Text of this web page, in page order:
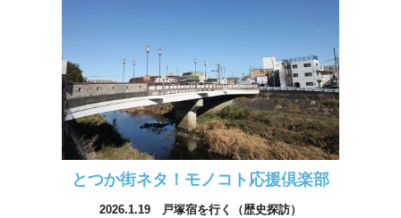
とつか街ネタ！モノコト応援倶楽部
2026.1.19 戸塚宿を行く（歴史探訪）